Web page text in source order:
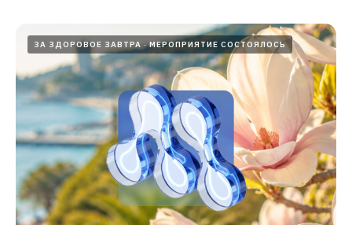
ЗА ЗДОРОВОЕ ЗАВТРА МЕРОПРИЯТИЕ СОСТОЯЛОСЬ